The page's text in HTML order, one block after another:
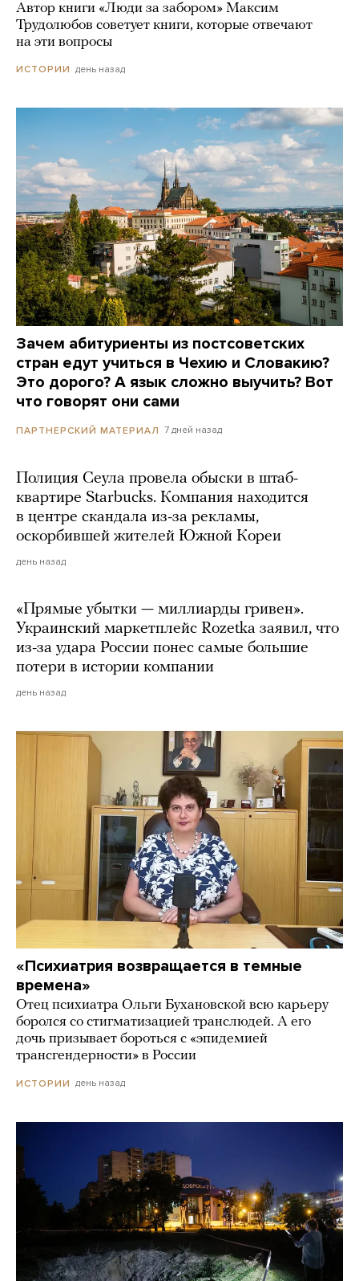
Автор книги «Люди за забором» Максим
Трудолюбов советует книги, которые отвечают
на эти вопросы
ИСТОРИИ день назад
Зачем абитуриенты из постсоветских
стран едут учиться в Чехию и Словакию?
Это дорого? А язык сложно выучить? Вот
что говорят они сами
ПАРТНЕРСКИЙ МАТЕРИАЛ 7 дней назад
Полиция Сеула провела обыски в штаб-
квартире Starbucks. Компания находится
в центре скандала из-за рекламы,
оскорбившей жителей Южной Кореи
день назад
«Прямые убытки — миллиарды гривен».
Украинский маркетплейс Rozetka заявил, что
из-за удара России понес самые большие
потери в истории компании
день назад
«Психиатрия возвращается в темные
времена»
Отец психиатра Ольги Бухановской всю карьеру
боролся со стигматизацией транслюдей. А его
дочь призывает бороться с «эпидемией
трансгендерности» в России
ИСТОРИИ день назад